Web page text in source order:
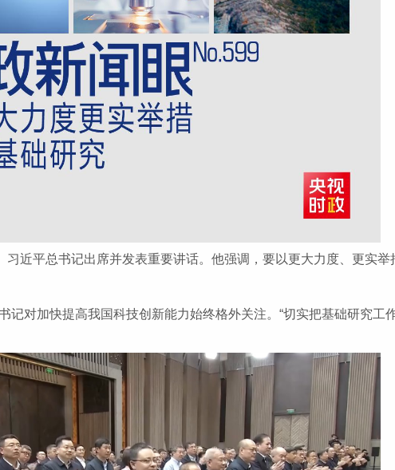
近平总书记出席并发表重要讲话。他强调，要以更大力度、更实
记对加快提高我国科技创新能力始终格外关注。“切实把基础研究工